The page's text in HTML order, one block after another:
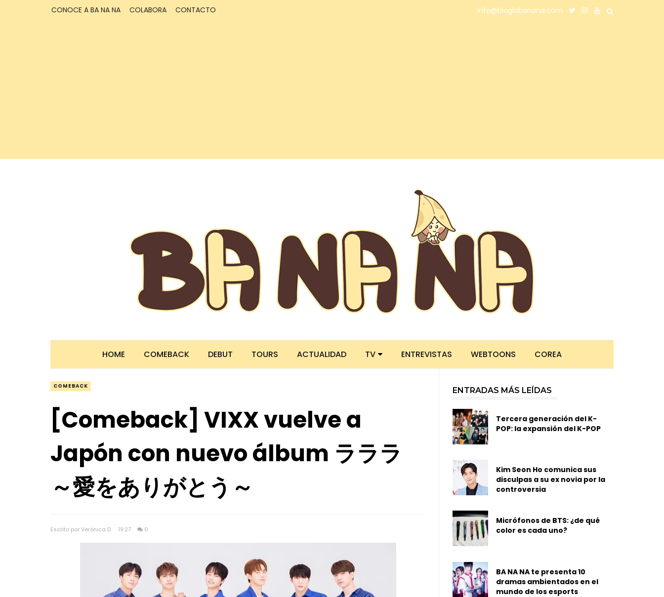
CONOCE A BA NA NA COLABORA CONTACTO info@bloglabanana.com
HOME COMEBACK DEBUT TOURS ACTUALIDAD TV ENTREVISTAS WEBTOONS COREA
COMEBACK
[Comeback] VIXX vuelve a
Japón con nuevo álbum ラララ
～愛をありがとう～
Escrito por Verónica D. 19:27 0
ENTRADAS MÁS LEÍDAS
Tercera generación del K-
POP: la expansión del K-POP
Kim Seon Ho comunica sus
disculpas a su ex novia por la
controversia
Micrófonos de BTS: ¿de qué
color es cada uno?
BA NA NA te presenta 10
dramas ambientados en el
mundo de los esports